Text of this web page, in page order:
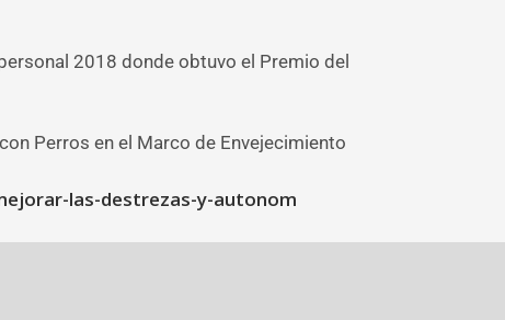
2018 donde obtuvo el Premio del
Perros en el Marco de Envejecimiento
las-destrezas-y-autonom